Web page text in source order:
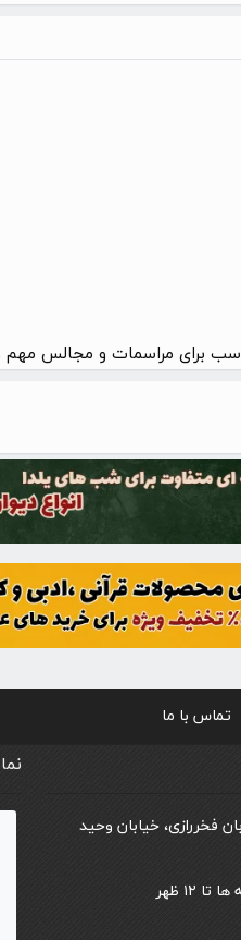
برای مراسمات و مجالس مهم و
تماس با ما
فخررازی، خیابان وحید